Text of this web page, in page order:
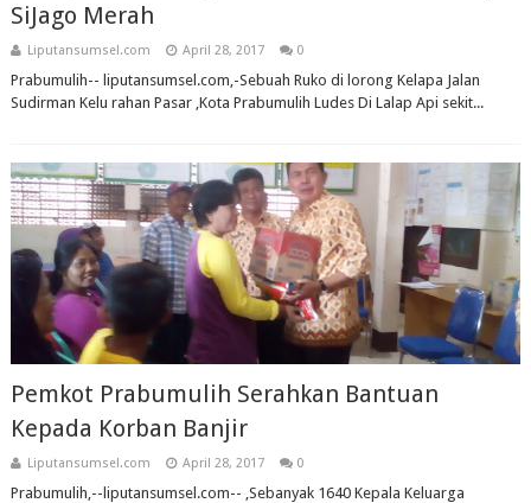
SiJago Merah
Liputansumsel.com April 28, 2017 0
Prabumulih-- liputansumsel.com,-Sebuah Ruko di lorong Kelapa Jalan
Sudirman Kelu rahan Pasar ,Kota Prabumulih Ludes Di Lalap Api sekit...
Pemkot Prabumulih Serahkan Bantuan
Kepada Korban Banjir
Liputansumsel.com April 28, 2017 0
Prabumulih,--liputansumsel.com-- ,Sebanyak 1640 Kepala Keluarga